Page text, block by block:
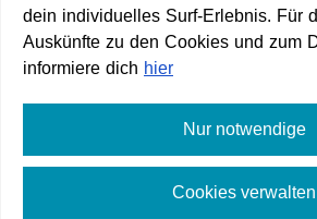
dein individuelles Surf-Erlebnis. Für
Auskünfte zu den Cookies und zum
informiere dich hier
Nur notwendige
Cookies verwalten